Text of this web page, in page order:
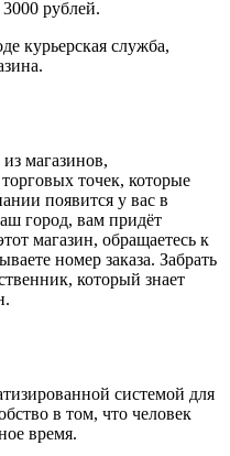
3000 рублей.
курьерская служба,
магазинов,
точек, которые
появится у вас в
город, вам придёт
магазин, обращаетесь к
номер заказа. Забрать
который знает
системой для
в том, что человек
время.